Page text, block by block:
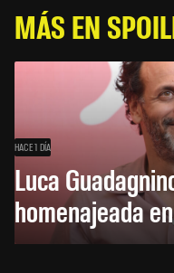
MÁS EN
HACE 1 DÍA
Luca
homenajeada